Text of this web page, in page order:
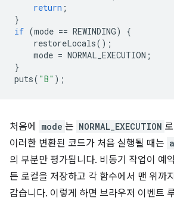
return ;
}
if (mode == REWINDING)
{
restoreLocals();
mode = NORMAL_EXECUTION ;
}
puts( "B" );
처음에 mode 는 NORMAL_EXECUTION
이러한 변환된 코드가 처음 실행될 때는
의 부분만 평가됩니다. 비동기 작업이 예
든 로컬을 저장하고 각 함수에서 맨 위까
감습니다. 이렇게 하면 브라우저 이벤트